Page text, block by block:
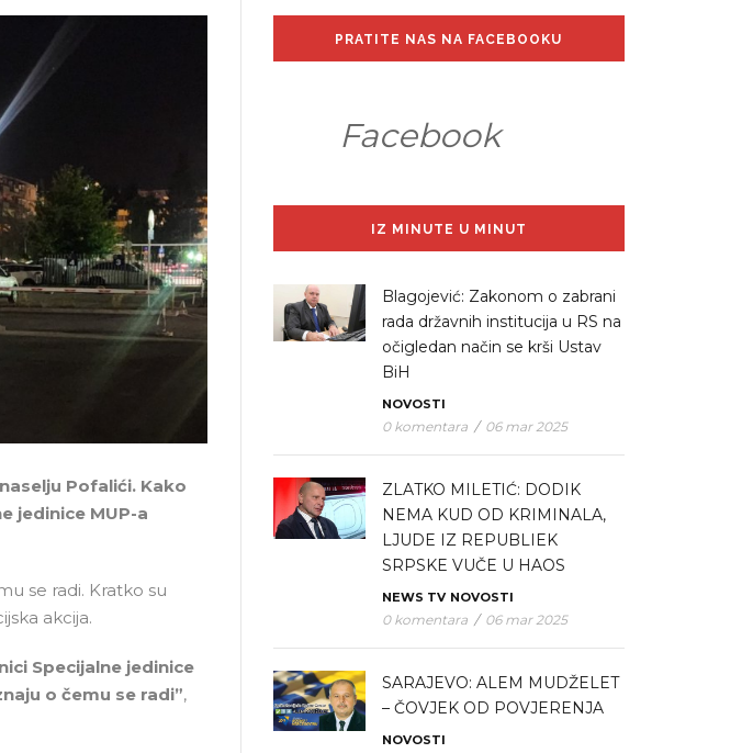
Pofalići. Kako
jedinice MUP-a
se radi. Kratko su
akcija.
Specijalne jedinice
o čemu se radi”,
PRATITE NAS NA FACEBOOKU
Facebook
IZ MINUTE U MINUT
Blagojević: Zakonom o zabrani
rada državnih institucija u RS na
očigledan način se krši Ustav
BiH
NOVOSTI
0 komentara / 06 mar 2025
ZLATKO MILETIĆ: DODIK
NEMA KUD OD KRIMINALA,
LJUDE IZ REPUBLIEK
SRPSKE VUČE U HAOS
NEWS TV NOVOSTI
0 komentara / 06 mar 2025
SARAJEVO: ALEM MUDŽELET
– ČOVJEK OD POVJERENJA
NOVOSTI